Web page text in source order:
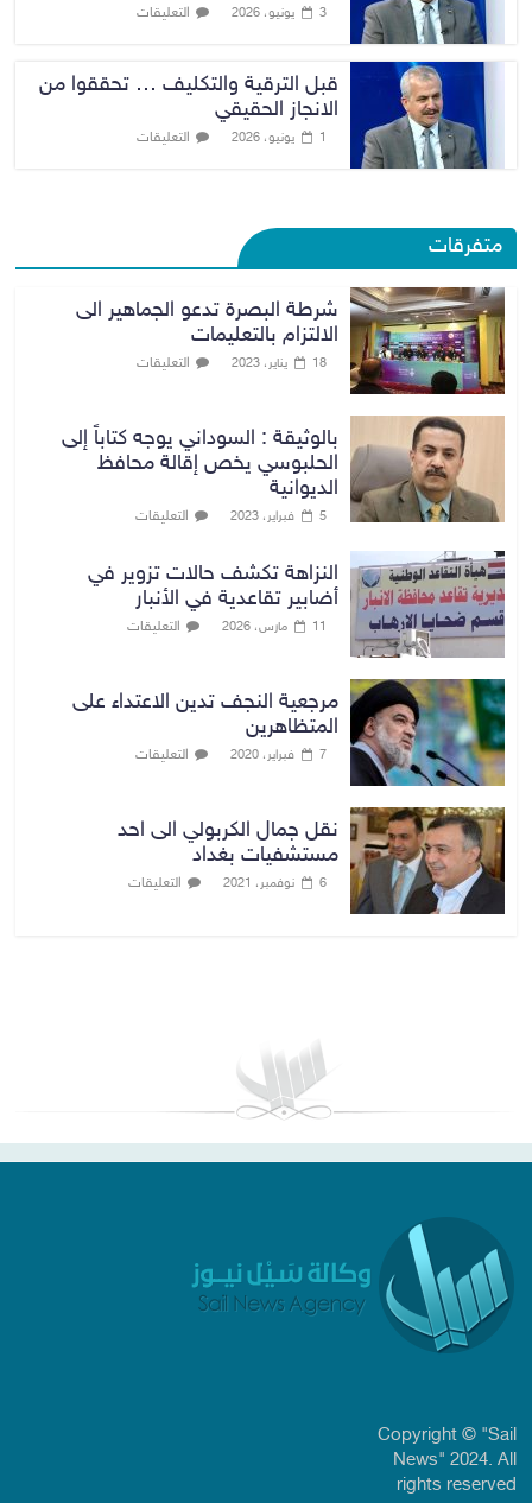
3 يونيو، 2026 التعليقات
قبل الترقية والتكليف … تحققوا من
الانجاز الحقيقي
1 يونيو، 2026 التعليقات
متفرقات
شرطة البصرة تدعو الجماهير الى
الالتزام بالتعليمات
18 يناير، 2023 التعليقات
بالوثيقة : السوداني يوجه كتاباً إلى
الحلبوسي يخص إقالة محافظ
الديوانية
5 فبراير، 2023 التعليقات
النزاهة تكشف حالات تزوير في
أضابير تقاعدية في الأنبار
11 مارس، 2026 التعليقات
مرجعية النجف تدين الاعتداء على
المتظاهرين
7 فبراير، 2020 التعليقات
نقل جمال الكربولي الى احد
مستشفيات بغداد
6 نوفمبر، 2021 التعليقات
Copyright © "Sail
News" 2024. All
rights reserved